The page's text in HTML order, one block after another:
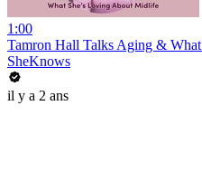
1:00
Tamron Hall Talks Aging &
SheKnows
il y a 2 ans